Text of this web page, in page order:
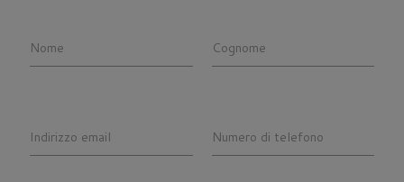
Nome Cognome
Indirizzo email Numero di telefono